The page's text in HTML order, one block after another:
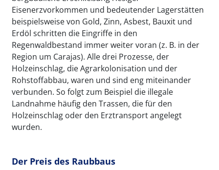
Eisenerzvorkommen und bedeutender Lagerstätten
beispielsweise von Gold, Zinn, Asbest, Bauxit und
Erdöl schritten die Eingriffe in den
Regenwaldbestand immer weiter voran (z. B. in der
Region um Carajas). Alle drei Prozesse, der
Holzeinschlag, die Agrarkolonisation und der
Rohstoffabbau, waren und sind eng miteinander
verbunden. So folgt zum Beispiel die illegale
Landnahme häufig den Trassen, die für den
Holzeinschlag oder den Erztransport angelegt
wurden.
Der Preis des Raubbaus